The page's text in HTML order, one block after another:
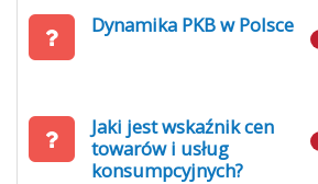
Dynamika PKB w Polsce
Jaki jest wskaźnik cen
towarów i usług
konsumpcyjnych?